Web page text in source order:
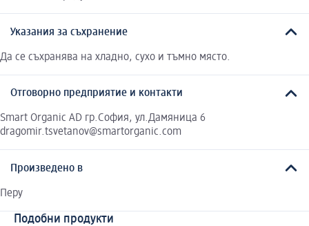
Указания за съхранение
Да се съхранява на хладно, сухо и тъмно място.
Отговорно предприятие и контакти
Smart Organic AD гр.София, ул.Дамяница 6
dragomir.tsvetanov@smartorganic.com
Произведено в
Перу
Подобни продукти